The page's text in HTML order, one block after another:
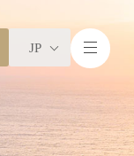
JP